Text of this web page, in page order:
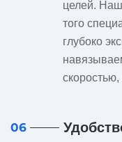
целей.
того
глубоко
06